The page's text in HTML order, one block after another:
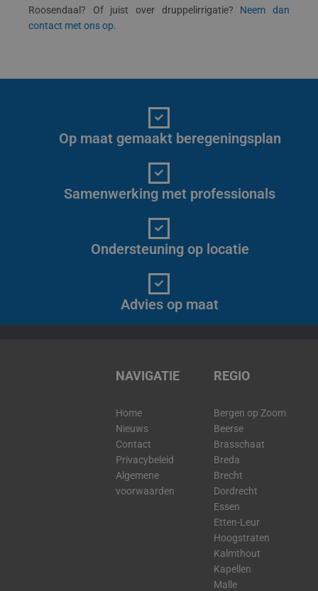
Roosendaal? Of juist over druppelirrigatie? Neem dan
contact met ons op.
Op maat gemaakt beregeningsplan
Samenwerking met professionals
Ondersteuning op locatie
Advies op maat
NAVIGATIE
Home
Nieuws
Contact
Privacybeleid
Algemene
voorwaarden
REGIO
Bergen op Zoom
Beerse
Brasschaat
Breda
Brecht
Dordrecht
Essen
Etten-Leur
Hoogstraten
Kalmthout
Kapellen
Malle